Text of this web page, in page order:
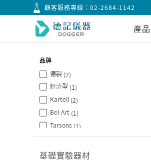
顧客服務專線：02-2684-1142
產
品牌
德製 (2)
經濟型 (1)
Kartell (2)
Bel-Art (1)
Tarsons (1)
AS ONE(15)
基礎實驗器材